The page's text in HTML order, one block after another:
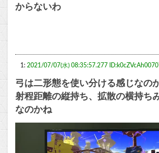
からないわ
1: 2021/07/07(水) 08:35:57.277
弓は二形態を使い分ける感じなの
射程距離の縦持ち、拡散の横持ち
なのかね